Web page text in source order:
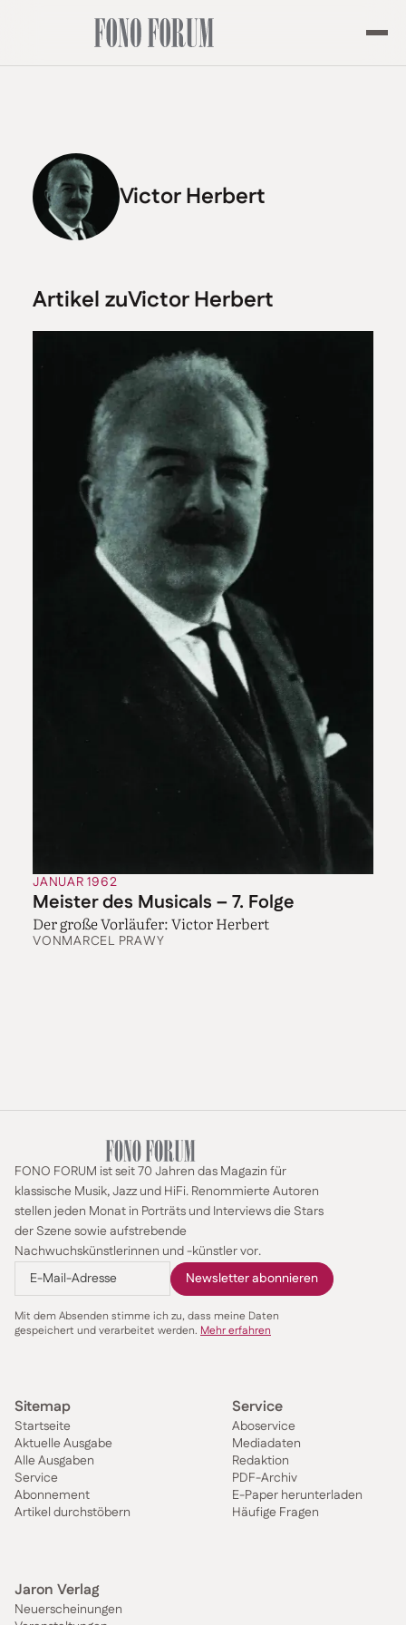
Victor Herbert
Artikel zuVictor Herbert
JANUAR 1962
Meister des Musicals – 7. Folge
Der große Vorläufer: Victor Herbert
VONMARCEL PRAWY
FONO FORUM ist seit 70 Jahren das Magazin für
klassische Musik, Jazz und HiFi. Renommierte Autoren
stellen jeden Monat in Porträts und Interviews die Stars
der Szene sowie aufstrebende
Nachwuchskünstlerinnen und -künstler vor.
Mit dem Absenden stimme ich zu, dass meine Daten
gespeichert und verarbeitet werden. Mehr erfahren
Sitemap
Startseite
Aktuelle Ausgabe
Alle Ausgaben
Service
Abonnement
Artikel durchstöbern
Service
Aboservice
Mediadaten
Redaktion
PDF-Archiv
E-Paper herunterladen
Häufige Fragen
Jaron Verlag
Neuerscheinungen